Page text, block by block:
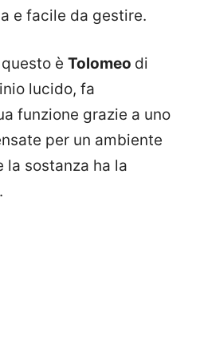
e facile da gestire.
è Tolomeo di
lucido, fa
funzione grazie a uno
per un ambiente
la sostanza ha la